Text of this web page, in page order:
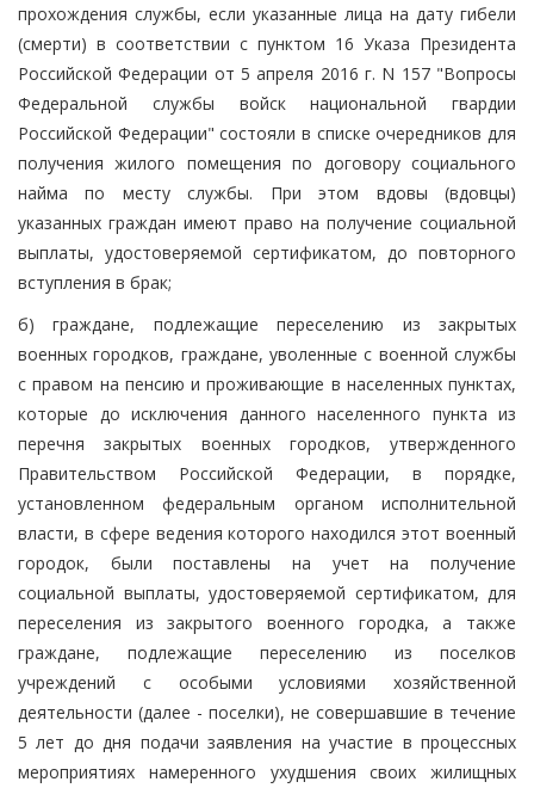
прохождения службы, если указанные лица на дату гибели
(смерти) в соответствии с пунктом 16 Указа Президента
Российской Федерации от 5 апреля 2016 г. N 157 "Вопросы
Федеральной службы войск национальной гвардии
Российской Федерации" состояли в списке очередников для
получения жилого помещения по договору социального
найма по месту службы. При этом вдовы (вдовцы)
указанных граждан имеют право на получение социальной
выплаты, удостоверяемой сертификатом, до повторного
вступления в брак;
б) граждане, подлежащие переселению из закрытых
военных городков, граждане, уволенные с военной службы
с правом на пенсию и проживающие в населенных пунктах,
которые до исключения данного населенного пункта из
перечня закрытых военных городков, утвержденного
Правительством Российской Федерации, в порядке,
установленном федеральным органом исполнительной
власти, в сфере ведения которого находился этот военный
городок, были поставлены на учет на получение
социальной выплаты, удостоверяемой сертификатом, для
переселения из закрытого военного городка, а также
граждане, подлежащие переселению из поселков
учреждений с особыми условиями хозяйственной
деятельности (далее - поселки), не совершавшие в течение
5 лет до дня подачи заявления на участие в процессных
мероприятиях намеренного ухудшения своих жилищных